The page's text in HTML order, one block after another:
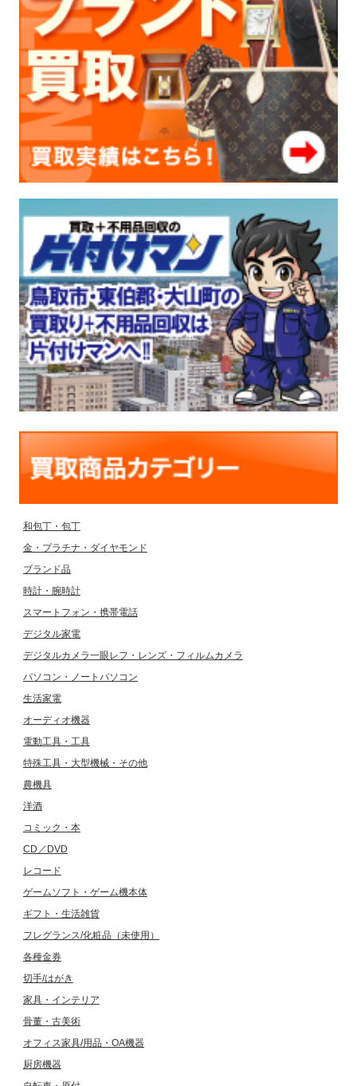
和包丁・包丁
金・プラチナ・ダイヤモンド
ブランド品
時計・腕時計
スマートフォン・携帯電話
デジタル家電
デジタルカメラ一眼レフ・レンズ・フィルムカメラ
パソコン・ノートパソコン
生活家電
オーディオ機器
電動工具・工具
特殊工具・大型機械・その他
農機具
洋酒
コミック・本
CD／DVD
レコード
ゲームソフト・ゲーム機本体
ギフト・生活雑貨
フレグランス/化粧品（未使用）
各種金券
切手/はがき
家具・インテリア
骨董・古美術
オフィス家具/用品・OA機器
厨房機器